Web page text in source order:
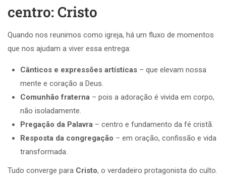
centro: Cristo
Quando nos reunimos como igreja, há um fluxo de momentos
que nos ajudam a viver essa entrega:
Cânticos e expressões artísticas – que elevam nossa
mente e coração a Deus.
Comunhão fraterna – pois a adoração é vivida em corpo,
não isoladamente.
Pregação da Palavra – centro e fundamento da fé cristã.
Resposta da congregação – em oração, confissão e vida
transformada.
Tudo converge para Cristo, o verdadeiro protagonista do culto.